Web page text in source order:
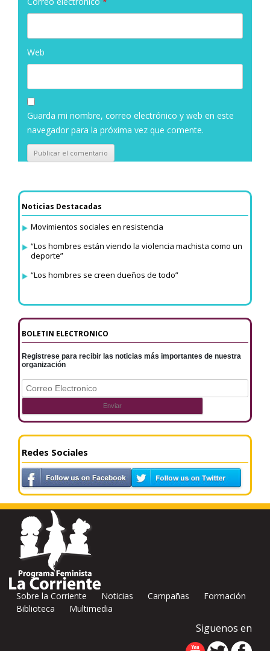
Web
Guarda mi nombre, correo electrónico y web en este
navegador para la próxima vez que comente.
Noticias Destacadas
Movimientos sociales en resistencia
“Los hombres están viendo la violencia machista como un
deporte”
“Los hombres se creen dueños de todo”
BOLETIN ELECTRONICO
Registrese para recibir las noticias más importantes de nuestra
organización
Redes Sociales
Sobre la Corriente Noticias Campañas
Formación
Biblioteca
Multimedia
Siguenos en